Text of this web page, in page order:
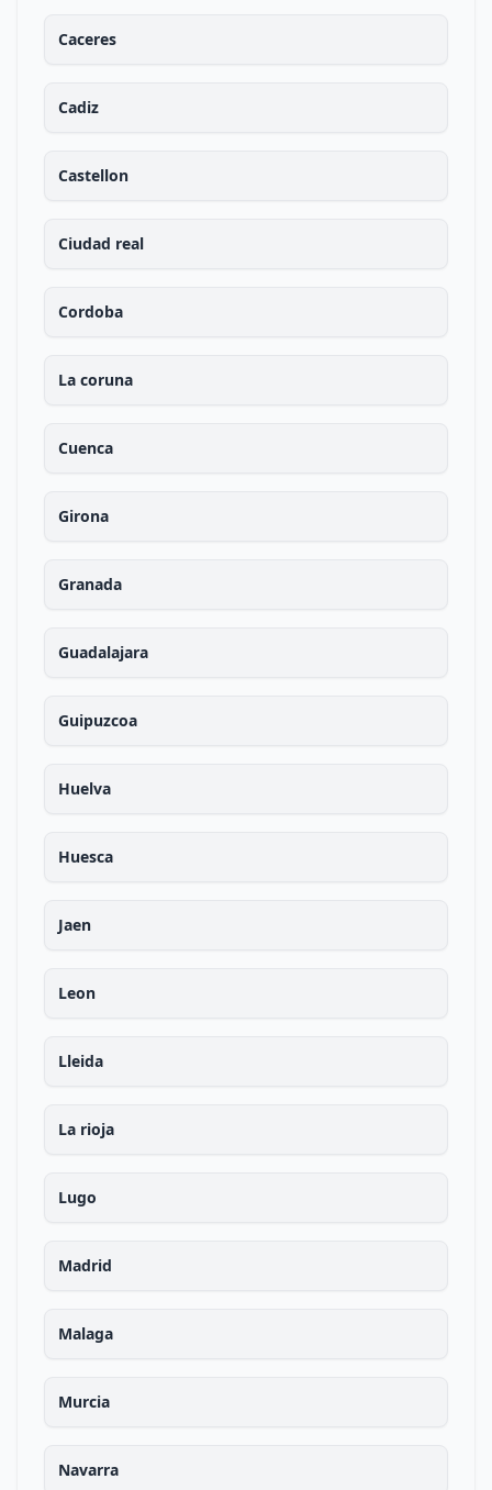
Caceres
Cadiz
Castellon
Ciudad real
Cordoba
La coruna
Cuenca
Girona
Granada
Guadalajara
Guipuzcoa
Huelva
Huesca
Jaen
Leon
Lleida
La rioja
Lugo
Madrid
Malaga
Murcia
Navarra